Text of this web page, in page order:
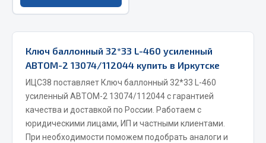
Система выпуска газа
Коробка передач
Коробка передач ZF
Показать ещё
Весь раздел
Ключ баллонный 32*33 L-460 усиленный
АВТОМ-2 13074/112044 купить в Иркутске
ИЦС38 поставляет Ключ баллонный 32*33 L-460
усиленный АВТОМ-2 13074/112044 с гарантией
качества и доставкой по России. Работаем с
юридическими лицами, ИП и частными клиентами.
При необходимости поможем подобрать аналоги и